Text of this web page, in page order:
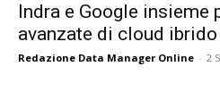
Indra e Google
avanzate di cloud ibrido
Redazione Data Manager Online - 2